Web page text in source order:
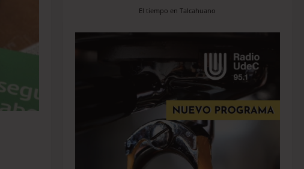
El tiempo en Talcahuano